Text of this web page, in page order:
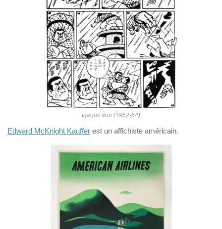
Igaguri kun (1952-54)
Edward McKnight Kauffer est un affichiste américain.